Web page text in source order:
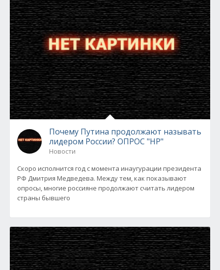
Почему Путина продолжают называть
лидером России? ОПРОС "НР"
Новости
Скоро исполнится год с момента инаугурации президента
РФ Дмитрия Медведева. Между тем, как показывают
опросы, многие россияне продолжают считать лидером
страны бывшего